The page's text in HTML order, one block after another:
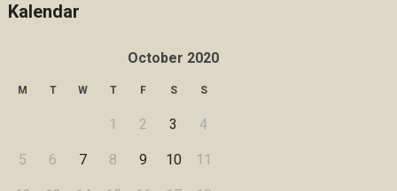
Kalendar
October 2020
M T W T F S S
1 2 3 4
5 6 7 8 9 10 11